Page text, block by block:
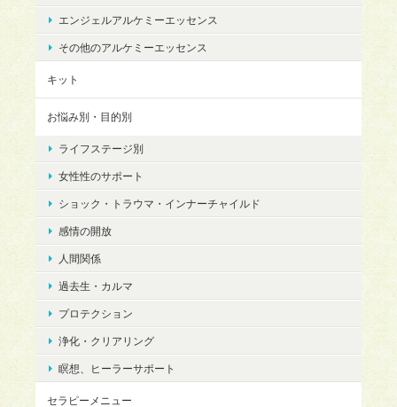
エンジェルアルケミーエッセンス
その他のアルケミーエッセンス
キット
お悩み別・目的別
ライフステージ別
女性性のサポート
ショック・トラウマ・インナーチャイルド
感情の開放
人間関係
過去生・カルマ
プロテクション
浄化・クリアリング
瞑想、ヒーラーサポート
セラピーメニュー